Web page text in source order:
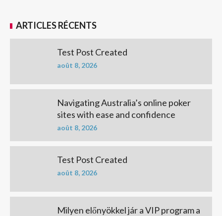
ARTICLES RÉCENTS
Test Post Created
août 8, 2026
Navigating Australia’s online poker
sites with ease and confidence
août 8, 2026
Test Post Created
août 8, 2026
Milyen előnyökkel jár a VIP program a